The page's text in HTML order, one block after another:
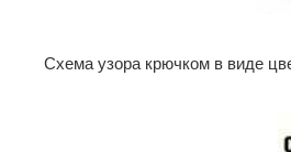
Схема узора крючком в виде